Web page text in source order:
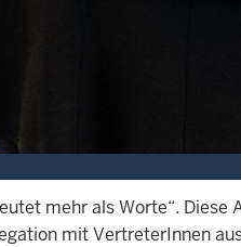
mehr als Worte“.
mit VertreterInnen